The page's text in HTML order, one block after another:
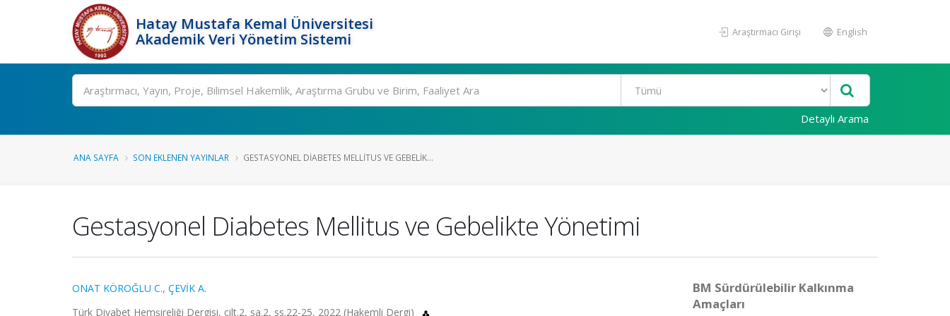
Hatay Mustafa Kemal Üniversitesi
Akademik Veri Yönetim Sistemi
Araştırmacı Girişi English
Ara
Detaylı Arama
ANA SAYFA SON EKLENEN YAYINLAR GESTASYONEL DIABETES MELLITUS VE GEBELIK...
Gestasyonel Diabetes Mellitus ve Gebelikte Yönetimi
ONAT KÖROĞLU C., ÇEVİK A.
Türk Diyabet Hemşireliği Dergisi, cilt.2, sa.2, ss.22-25, 2022 (Hakemli Dergi)
BM Sürdürülebilir Kalkınma
Amaçları